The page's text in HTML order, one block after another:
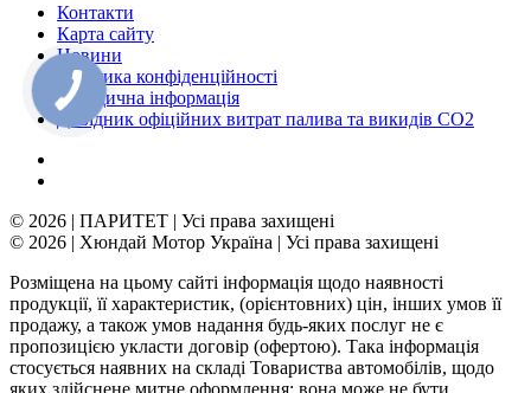
Контакти
Карта сайту
Новини
Політика конфіденційності
Юридична інформація
Довідник офіційних витрат палива та викидів СО2
© 2026 | ПАРИТЕТ | Усі права захищені
© 2026 | Хюндай Мотор Україна | Усі права захищені
Розміщена на цьому сайті інформація щодо наявності
продукції, її характеристик, (орієнтовних) цін, інших умов її
продажу, а також умов надання будь-яких послуг не є
пропозицією укласти договір (офертою). Така інформація
стосується наявних на складі Товариства автомобілів, щодо
яких здійснене митне оформлення; вона може не бути